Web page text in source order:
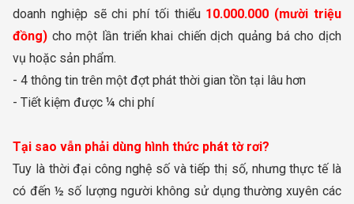
doanh nghiệp sẽ chi phí tối thiểu 10.000.000 (mười triệu
đồng) cho một lần triển khai chiến dịch quảng bá cho dịch
vụ hoặc sản phẩm.
- 4 thông tin trên một đợt phát thời gian tồn tại lâu hơn
- Tiết kiệm được ¼ chi phí
Tại sao vẫn phải dùng hình thức phát tờ rơi?
Tuy là thời đại công nghệ số và tiếp thị số, nhưng thực tế là
có đến ½ số lượng người không sử dụng thường xuyên các